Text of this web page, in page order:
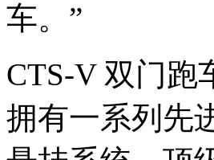
车。”
CTS-V 双门跑
拥有一系列先